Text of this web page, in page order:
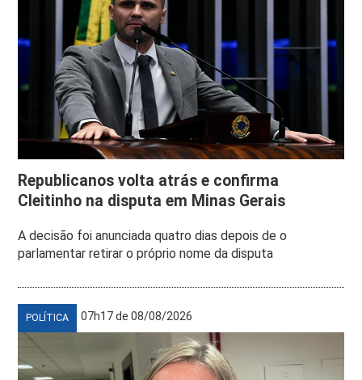
Republicanos volta atrás e confirma
Cleitinho na disputa em Minas Gerais
A decisão foi anunciada quatro dias depois de o
parlamentar retirar o próprio nome da disputa
POLÍTICA 07h17 de 08/08/2026